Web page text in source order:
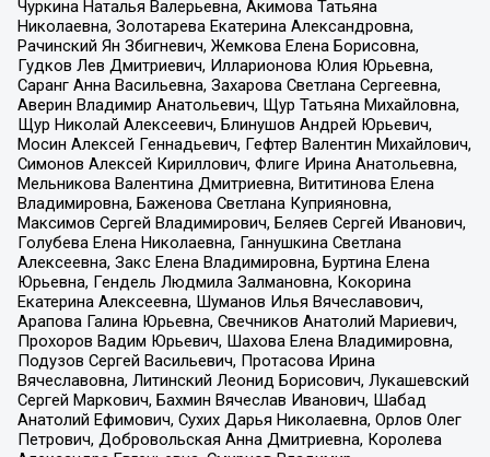
Чуркина Наталья Валерьевна, Акимова Татьяна
Николаевна, Золотарева Екатерина Александровна,
Рачинский Ян Збигневич, Жемкова Елена Борисовна,
Гудков Лев Дмитриевич, Илларионова Юлия Юрьевна,
Саранг Анна Васильевна, Захарова Светлана Сергеевна,
Аверин Владимир Анатольевич, Щур Татьяна Михайловна,
Щур Николай Алексеевич, Блинушов Андрей Юрьевич,
Мосин Алексей Геннадьевич, Гефтер Валентин Михайлович,
Симонов Алексей Кириллович, Флиге Ирина Анатольевна,
Мельникова Валентина Дмитриевна, Вититинова Елена
Владимировна, Баженова Светлана Куприяновна,
Максимов Сергей Владимирович, Беляев Сергей Иванович,
Голубева Елена Николаевна, Ганнушкина Светлана
Алексеевна, Закс Елена Владимировна, Буртина Елена
Юрьевна, Гендель Людмила Залмановна, Кокорина
Екатерина Алексеевна, Шуманов Илья Вячеславович,
Арапова Галина Юрьевна, Свечников Анатолий Мариевич,
Прохоров Вадим Юрьевич, Шахова Елена Владимировна,
Подузов Сергей Васильевич, Протасова Ирина
Вячеславовна, Литинский Леонид Борисович, Лукашевский
Сергей Маркович, Бахмин Вячеслав Иванович, Шабад
Анатолий Ефимович, Сухих Дарья Николаевна, Орлов Олег
Петрович, Добровольская Анна Дмитриевна, Королева